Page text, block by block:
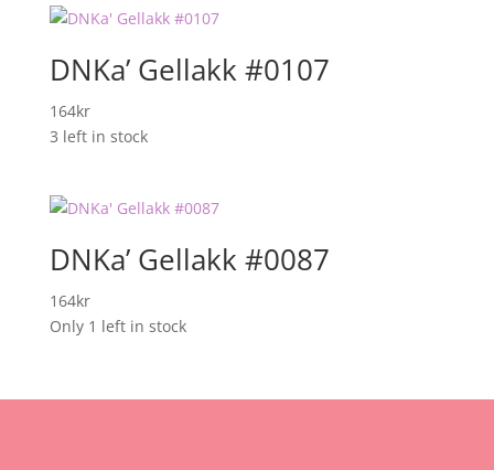
DNKa’ Gellakk #0107
164kr
3 left in stock
DNKa’ Gellakk #0087
164kr
Only 1 left in stock